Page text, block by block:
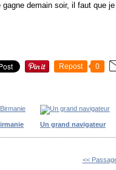
demain soir, il faut que
Repost 0
Un grand navigateur
<<